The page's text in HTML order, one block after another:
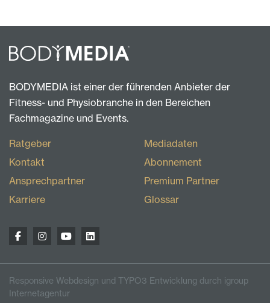
BODYMEDIA ist einer der führenden Anbieter der
Fitness- und Physiobranche in den Bereichen
Fachmagazine und Events.
Ratgeber
Kontakt
Ansprechpartner
Karriere
Mediadaten
Abonnement
Premium Partner
Glossar
Responsive Webdesign und TYPO3 Entwicklung durch igroup
Internetagentur